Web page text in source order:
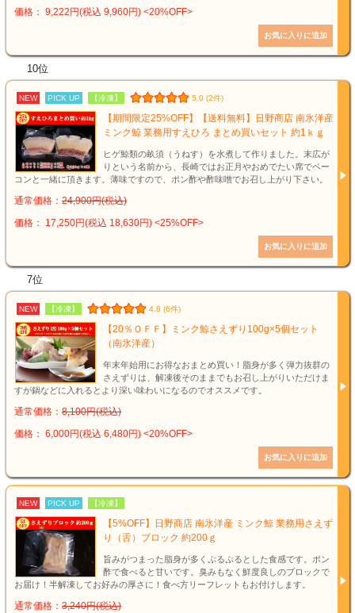
価格： 9,222円(税込 9,960円) <20%OFF>
10位
NEW PICK UP 【冷凍】 5.0 (2件)
【期間限定25%OFF】【送料無料】日野商店 南氷洋産
ミンク鯨 業務用すえひろ まとめ買いセット 約1ｋｇ
ヒゲ鯨類の畝須（うねす）を水煮して作りました。末広が
りという名前から、長崎ではお正月やおめでたい席でベー
コンと一緒に頂きます。薄味ですので、ポン酢や酢味噌でお召し上がり下さい。
通常価格： 24,900円(税込)
価格： 17,250円(税込 18,630円) <25%OFF>
7位
NEW 【冷凍】 4.8 (6件)
【20％ＯＦＦ】ミンク鯨さえずり100g×5個セット
（南氷洋産）
年末年始用にお得なおまとめ買い！脂身が多く弾力抜群の
さえずりは、解凍後そのままでもお召し上がりいただけま
すが鍋などに入れるとより深い味わいになるのでオススメです。
通常価格： 8,100円(税込)
価格： 6,000円(税込 6,480円) <20%OFF>
NEW PICK UP 【冷凍】
【5%OFF】日野商店 南氷洋産 ミンク鯨 業務用さえず
り（舌）ブロック 約200ｇ
旨みがつまった脂身が多くぷるぷるとした食感です。ポン
酢で食べると甘いです。臭みもなく鮮度良しのブロックで
お届け！半解凍してお好みの厚さに！食べ方リーフレットもお付けします。
通常価格： 3,240円(税込)